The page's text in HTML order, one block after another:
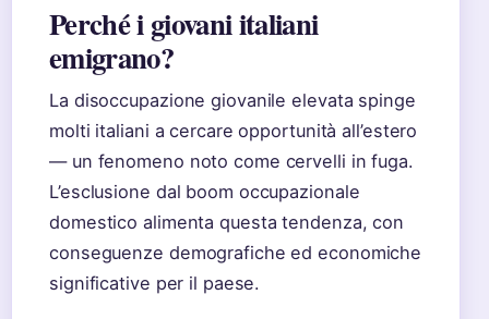
Perché i giovani italiani
emigrano?
La disoccupazione giovanile elevata spinge
molti italiani a cercare opportunità all’estero
— un fenomeno noto come cervelli in fuga.
L’esclusione dal boom occupazionale
domestico alimenta questa tendenza, con
conseguenze demografiche ed economiche
significative per il paese.